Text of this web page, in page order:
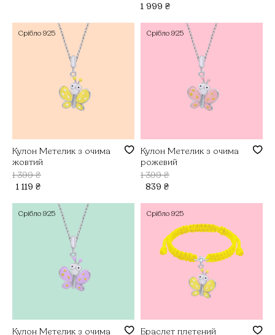
1 999 ₴
Срібло 925
Кулон Метелик з очима
жовтий
1 399₴
1 119 ₴
Срібло 925
Кулон Метелик з очима
рожевий
1 399₴
839 ₴
Срібло 925
Кулон Метелик з очима
Срібло 925
Браслет плетений